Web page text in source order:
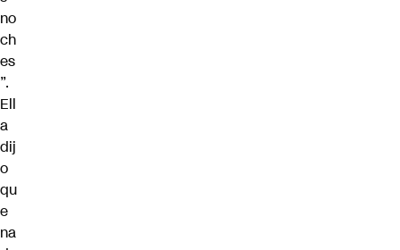
no
ch
es
”.
Ell
a
dij
o
qu
e
na